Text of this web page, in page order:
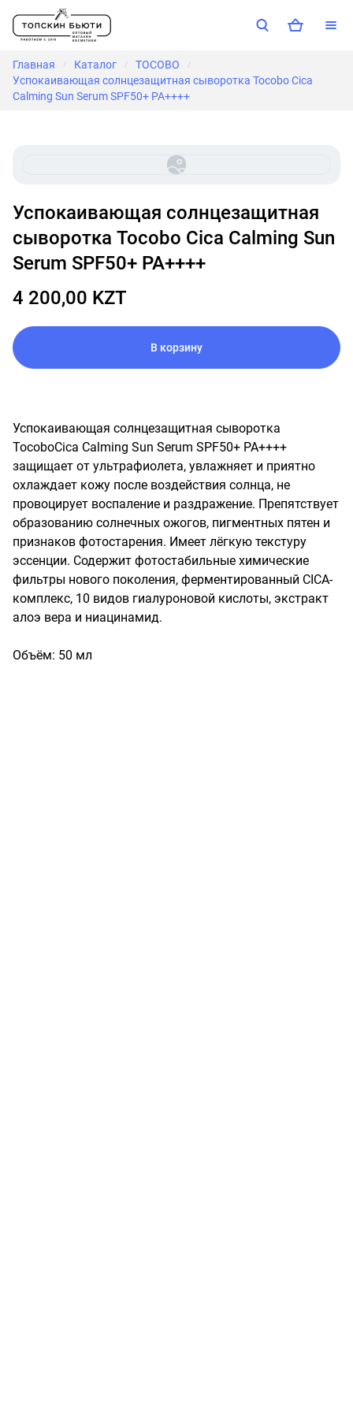
Главная / Каталог / TOCOBO /
Успокаивающая солнцезащитная сыворотка Tocobo Cica
Calming Sun Serum SPF50+ PA++++
Успокаивающая солнцезащитная
сыворотка Tocobo Cica Calming Sun
Serum SPF50+ PA++++
4 200,00 KZT
В корзину
Успокаивающая солнцезащитная сыворотка
TocoboCica Calming Sun Serum SPF50+ PA++++
защищает от ультрафиолета, увлажняет и приятно
охлаждает кожу после воздействия солнца, не
провоцирует воспаление и раздражение. Препятствует
образованию солнечных ожогов, пигментных пятен и
признаков фотостарения. Имеет лёгкую текстуру
эссенции. Содержит фотостабильные химические
фильтры нового поколения, ферментированный CICA-
комплекс, 10 видов гиалуроновой кислоты, экстракт
алоэ вера и ниацинамид.
Объём: 50 мл